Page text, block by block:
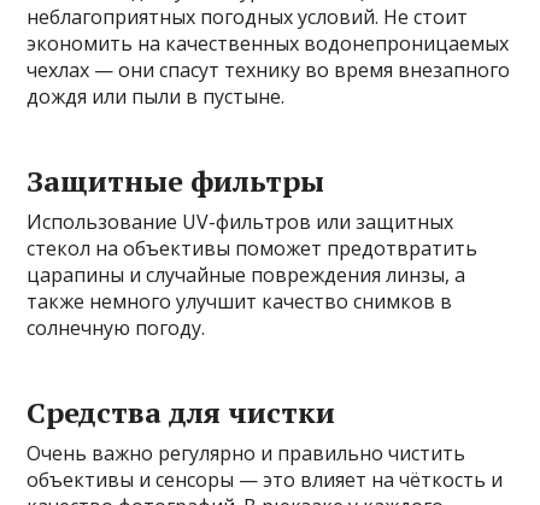
неблагоприятных погодных условий. Не стоит
экономить на качественных водонепроницаемых
чехлах — они спасут технику во время внезапного
дождя или пыли в пустыне.
Защитные фильтры
Использование UV-фильтров или защитных
стекол на объективы поможет предотвратить
царапины и случайные повреждения линзы, а
также немного улучшит качество снимков в
солнечную погоду.
Средства для чистки
Очень важно регулярно и правильно чистить
объективы и сенсоры — это влияет на чёткость и